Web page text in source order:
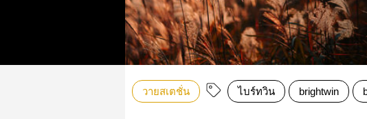
วายสเตชั่น ไบร์ทวิน brightwin